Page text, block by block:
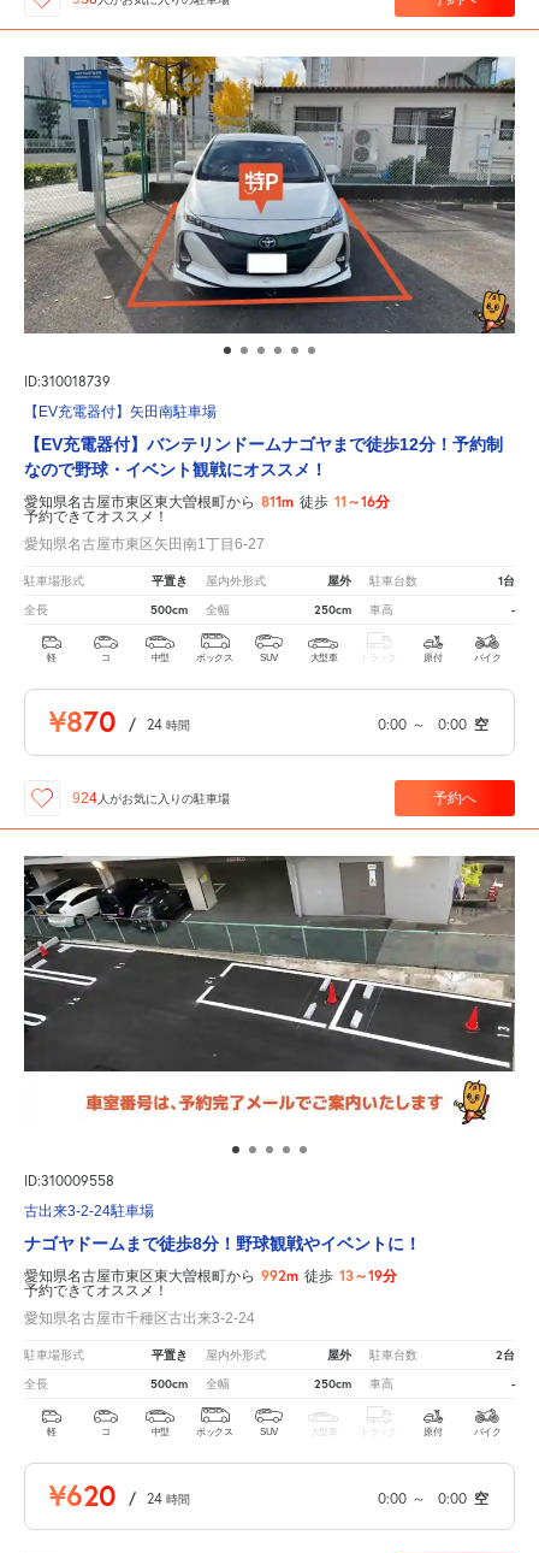
ID:310018739
【EV充電器付】矢田南駐車場
【EV充電器付】バンテリンドームナゴヤまで徒歩12分！予約制
なので野球・イベント観戦にオススメ！
愛知県名古屋市東区東大曽根町から 811m 徒歩 11～16分
予約できてオススメ！
愛知県名古屋市東区矢田南1丁目6-27
駐車場形式 平置き 屋内外形式 屋外 駐車台数 1台
全長 500cm 全幅 250cm 車高 -
軽 コ 中型 ボックス SUV 大型車 トラック 原付 バイク
¥870 / 24 時間 0:00 ～ 0:00 空
924 人がお気に入りの駐車場 予約へ
ID:310009558
古出来3-2-24駐車場
ナゴヤドームまで徒歩8分！野球観戦やイベントに！
愛知県名古屋市東区東大曽根町から 992m 徒歩 13～19分
予約できてオススメ！
愛知県名古屋市千種区古出来3-2-24
駐車場形式 平置き 屋内外形式 屋外 駐車台数 2台
全長 500cm 全幅 250cm 車高 -
軽 コ 中型 ボックス SUV 大型車 トラック 原付 バイク
¥620 / 24 時間 0:00 ～ 0:00 空